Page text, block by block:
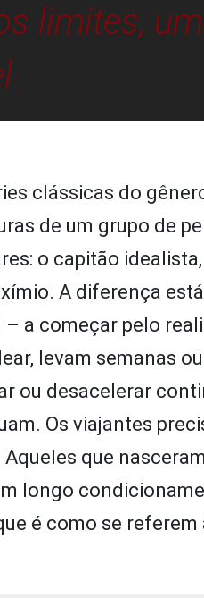
limites,
clássicas do
de um grupo de
o capitão
A diferença
a começar pelo
levam semanas
ou desacelerar
Os viajantes
Aqueles que
longo
é como se